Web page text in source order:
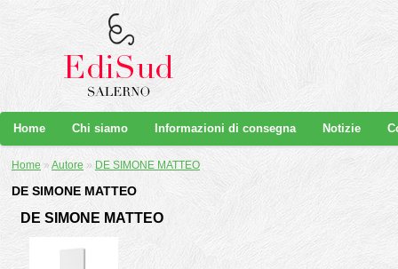
Home Chi siamo Informazioni di consegna Notizie
Home » Autore » DE SIMONE MATTEO
DE SIMONE MATTEO
DE SIMONE MATTEO